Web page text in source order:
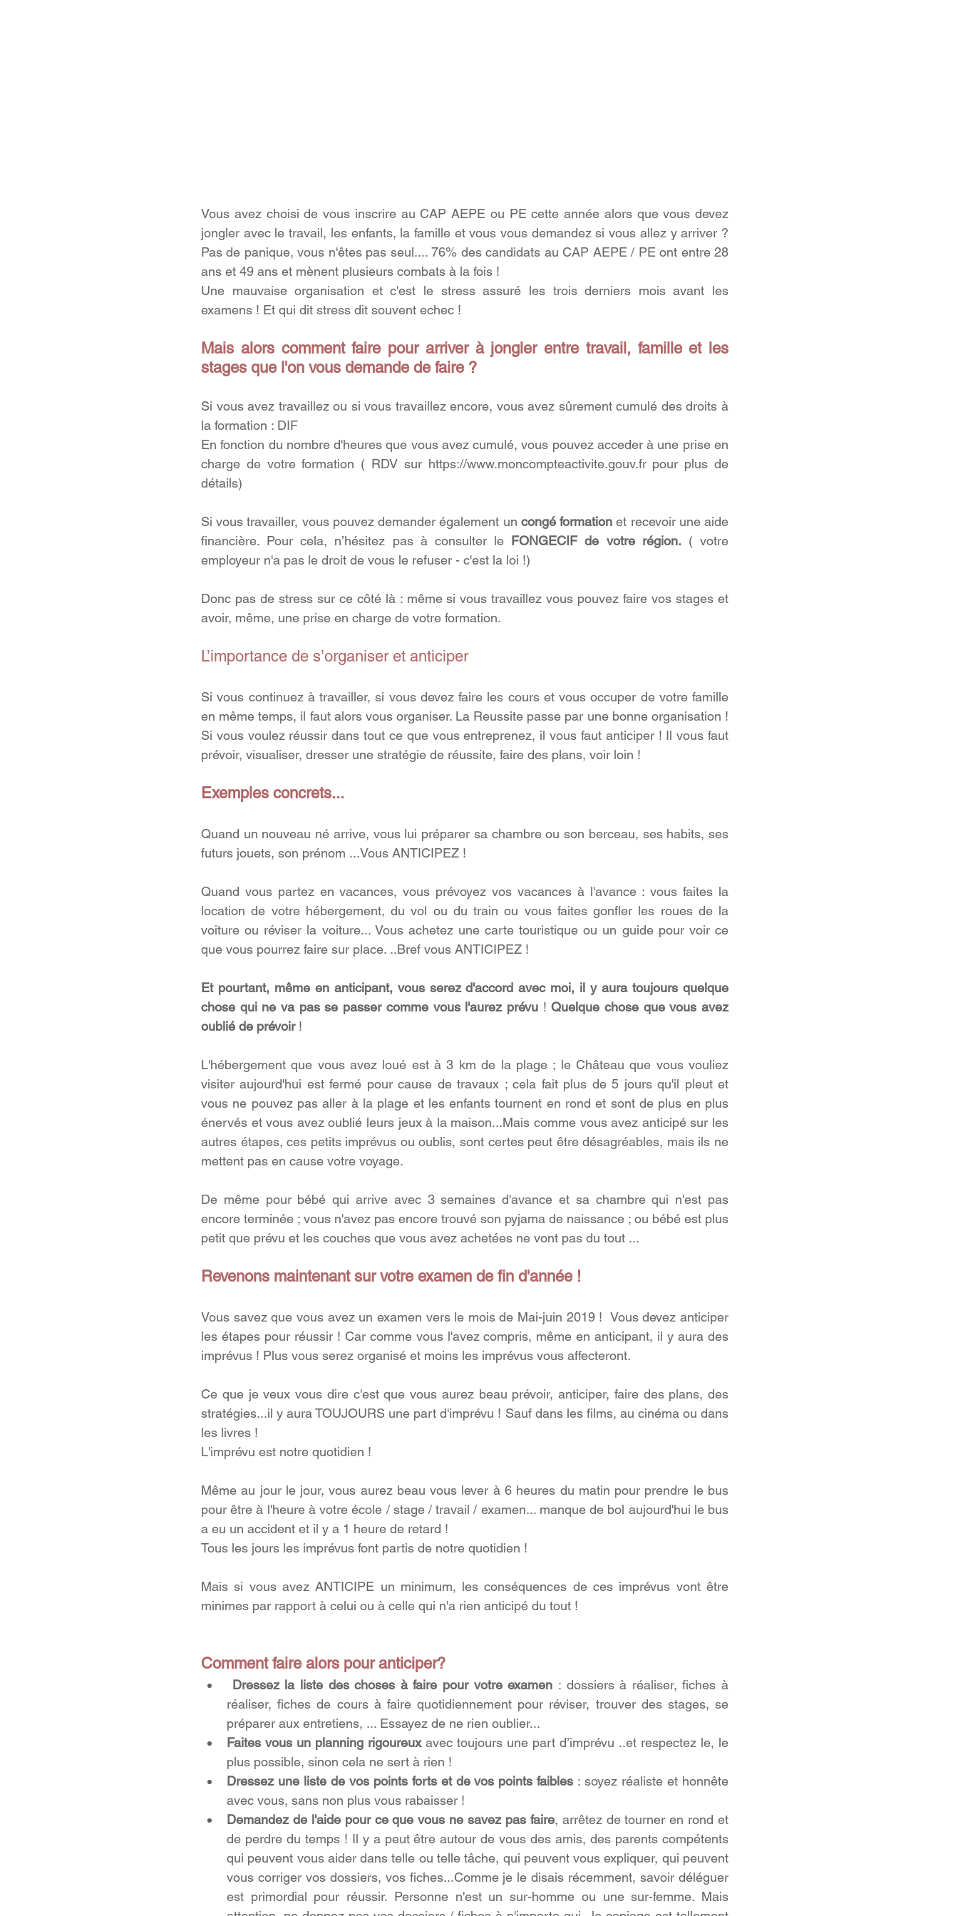
Vous avez choisi de vous inscrire au CAP AEPE ou PE cette année alors que vous devez
jongler avec le travail, les enfants, la famille et vous vous demandez si vous allez y arriver ?
Pas de panique, vous n'êtes pas seul.... 76% des candidats au CAP AEPE / PE ont entre 28
ans et 49 ans et mènent plusieurs combats à la fois !
Une mauvaise organisation et c'est le stress assuré les trois derniers mois avant les
examens ! Et qui dit stress dit souvent echec !
Mais alors comment faire pour arriver à jongler entre travail, famille et les
stages que l'on vous demande de faire ?
Si vous avez travaillez ou si vous travaillez encore, vous avez sûrement cumulé des droits à
la formation : DIF
En fonction du nombre d'heures que vous avez cumulé, vous pouvez acceder à une prise en
charge de votre formation ( RDV sur https://www.moncompteactivite.gouv.fr pour plus de
détails)
Si vous travailler, vous pouvez demander également un congé formation et recevoir une aide
financière. Pour cela, n’hésitez pas à consulter le FONGECIF de votre région. ( votre
employeur n'a pas le droit de vous le refuser - c'est la loi !)
Donc pas de stress sur ce côté là : même si vous travaillez vous pouvez faire vos stages et
avoir, même, une prise en charge de votre formation.
L’importance de s’organiser et anticiper
Si vous continuez à travailler, si vous devez faire les cours et vous occuper de votre famille
en même temps, il faut alors vous organiser. La Reussite passe par une bonne organisation !
Si vous voulez réussir dans tout ce que vous entreprenez, il vous faut anticiper ! Il vous faut
prévoir, visualiser, dresser une stratégie de réussite, faire des plans, voir loin !
Exemples concrets...
Quand un nouveau né arrive, vous lui préparer sa chambre ou son berceau, ses habits, ses
futurs jouets, son prénom ...Vous ANTICIPEZ !
Quand vous partez en vacances, vous prévoyez vos vacances à l'avance : vous faites la
location de votre hébergement, du vol ou du train ou vous faites gonfler les roues de la
voiture ou réviser la voiture... Vous achetez une carte touristique ou un guide pour voir ce
que vous pourrez faire sur place. ..Bref vous ANTICIPEZ !
Et pourtant, même en anticipant, vous serez d'accord avec moi, il y aura toujours quelque
chose qui ne va pas se passer comme vous l'aurez prévu ! Quelque chose que vous avez
oublié de prévoir !
L'hébergement que vous avez loué est à 3 km de la plage ; le Château que vous vouliez
visiter aujourd'hui est fermé pour cause de travaux ; cela fait plus de 5 jours qu'il pleut et
vous ne pouvez pas aller à la plage et les enfants tournent en rond et sont de plus en plus
énervés et vous avez oublié leurs jeux à la maison...Mais comme vous avez anticipé sur les
autres étapes, ces petits imprévus ou oublis, sont certes peut être désagréables, mais ils ne
mettent pas en cause votre voyage.
De même pour bébé qui arrive avec 3 semaines d'avance et sa chambre qui n'est pas
encore terminée ; vous n'avez pas encore trouvé son pyjama de naissance ; ou bébé est plus
petit que prévu et les couches que vous avez achetées ne vont pas du tout ...
Revenons maintenant sur votre examen de fin d'année !
Vous savez que vous avez un examen vers le mois de Mai-juin 2019 !  Vous devez anticiper
les étapes pour réussir ! Car comme vous l'avez compris, même en anticipant, il y aura des
imprévus ! Plus vous serez organisé et moins les imprévus vous affecteront.
Ce que je veux vous dire c'est que vous aurez beau prévoir, anticiper, faire des plans, des
stratégies...il y aura TOUJOURS une part d'imprévu ! Sauf dans les films, au cinéma ou dans
les livres !
L'imprévu est notre quotidien !
Même au jour le jour, vous aurez beau vous lever à 6 heures du matin pour prendre le bus
pour être à l'heure à votre école / stage / travail / examen... manque de bol aujourd'hui le bus
a eu un accident et il y a 1 heure de retard !
Tous les jours les imprévus font partis de notre quotidien !
Mais si vous avez ANTICIPE un minimum, les conséquences de ces imprévus vont être
minimes par rapport à celui ou à celle qui n'a rien anticipé du tout !
Comment faire alors pour anticiper?
Dressez la liste des choses à faire pour votre examen : dossiers à réaliser, fiches à
réaliser, fiches de cours à faire quotidiennement pour réviser, trouver des stages, se
préparer aux entretiens, ... Essayez de ne rien oublier...
Faites vous un planning rigoureux avec toujours une part d’imprévu ..et respectez le, le
plus possible, sinon cela ne sert à rien !
Dressez une liste de vos points forts et de vos points faibles : soyez réaliste et honnête
avec vous, sans non plus vous rabaisser !
Demandez de l'aide pour ce que vous ne savez pas faire, arrêtez de tourner en rond et
de perdre du temps ! Il y a peut être autour de vous des amis, des parents compétents
qui peuvent vous aider dans telle ou telle tâche, qui peuvent vous expliquer, qui peuvent
vous corriger vos dossiers, vos fiches...Comme je le disais récemment, savoir déléguer
est primordial pour réussir. Personne n'est un sur-homme ou une sur-femme. Mais